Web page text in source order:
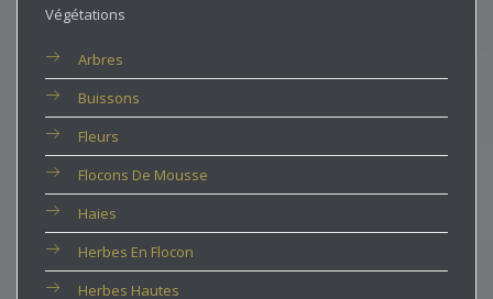
Végétations
Arbres
Buissons
Fleurs
Flocons De Mousse
Haies
Herbes En Flocon
Herbes Hautes